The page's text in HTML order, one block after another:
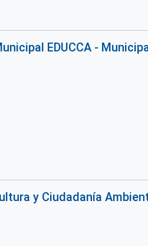
EDUCCA -
y Ciudadanía